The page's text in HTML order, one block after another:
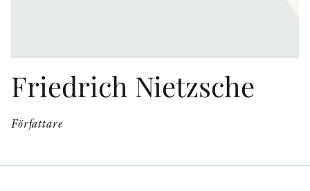
Friedrich Nietzsche
Författare